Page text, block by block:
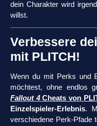
dein Charakter wird
willst.
Verbessere
mit PLITCH!
Wenn du mit Perks und
möchtest, ohne endlos
Fallout 4Cheats von
Einzelspieler-Erlebnis.
verschiedene Perk-Pfade